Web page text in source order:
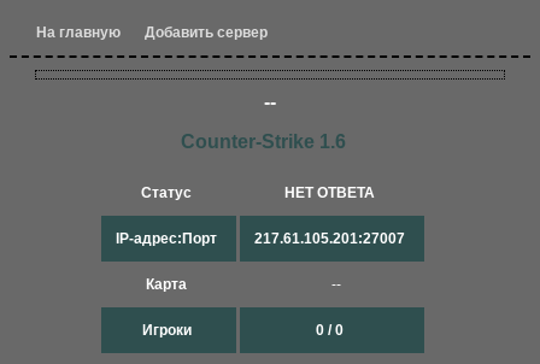
На главную Добавить сервер
--
Counter-Strike 1.6
Статус
IP-адрес:Порт
Карта
Игроки
НЕТ ОТВЕТА
217.61.105.201:27007
--
0 / 0